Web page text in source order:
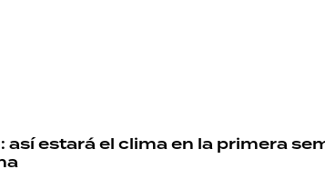
estará el clima en la primera